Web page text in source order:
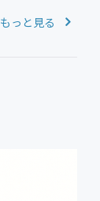
もっと見る